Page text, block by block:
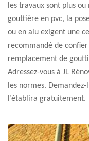
les travaux sont plus
gouttière en pvc, la
ou en alu exigent une
recommandé de
remplacement de
Adressez-vous à JL
les normes.
l’établira gratuitement.